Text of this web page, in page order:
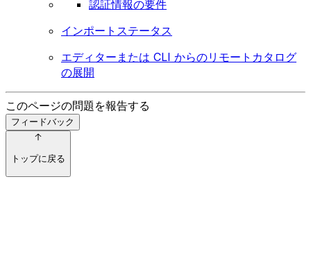
認証情報の要件
インポートステータス
エディターまたは CLI からのリモートカタログ
の展開
このページの問題を報告する
フィードバック
トップに戻る